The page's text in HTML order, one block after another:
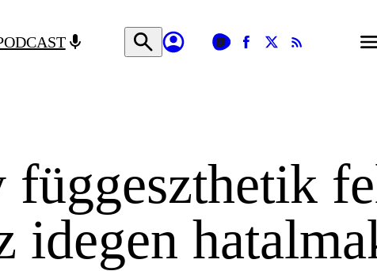
függeszthetik
idegen